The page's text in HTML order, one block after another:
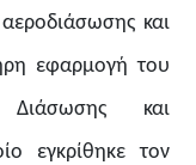
και
εφαρμογή του
Διάσωσης και
εγκρίθηκε τον